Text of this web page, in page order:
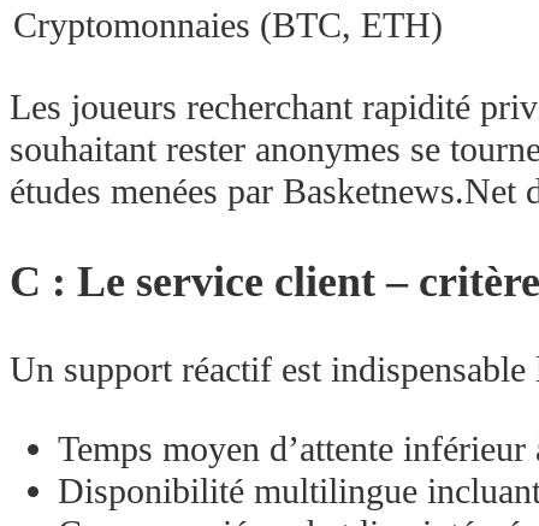
Cryptomonnaies (BTC, ETH)
Les joueurs recherchant rapidité
souhaitant rester anonymes se
études menées par Basketnews.Net
C : Le service client –
Un support réactif est indispensable
Temps moyen d’attente
Disponibilité multilingue